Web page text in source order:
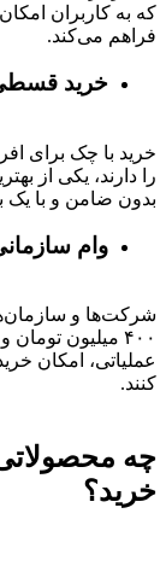
که به کاربران
فراهم می‌کند.
خرید
خرید با چک برای
را دارند، یکی از
بدون ضامن و با یک
وام
شرکت‌ها و
۴۰۰ میلیون تومان
عملیاتی، امکان
کنند.
چه
خرید؟